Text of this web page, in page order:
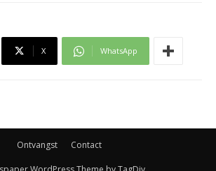
X WhatsApp
Ontvangst Contact